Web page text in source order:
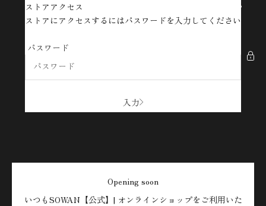
コンテンツへスキップ
SOWAN【公式】| オンラインショップ
ストアアクセス
ストアにアクセスするにはパスワードを入力してください
パスワード
入力
Opening soon
いつもSOWAN【公式】| オンラインショップをご利用いた